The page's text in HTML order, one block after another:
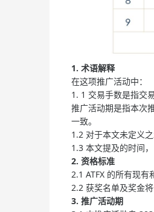
1. 术语解释
在这项推广活动中：
1. 1 交易手数是指交
推广活动期是指本次
一致。
1.2 对于本文未定义
1.3 本文提及的时间
2. 资格标准
2.1 ATFX 的所有现
2.2 获奖名单及奖金
3. 推广活动期